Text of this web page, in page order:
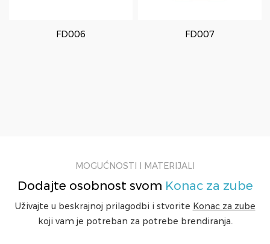
FD006 FD007
MOGUĆNOSTI I MATERIJALI
Dodajte osobnost svom Konac za zube
Uživajte u beskrajnoj prilagodbi i stvorite Konac za zube
koji vam je potreban za potrebe brendiranja.